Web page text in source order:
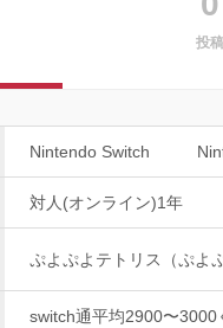
投稿
Nintendo Switch
対人(オンライン)1年
ぷよぷよテトリス（ぷよ
switch通平均2900〜